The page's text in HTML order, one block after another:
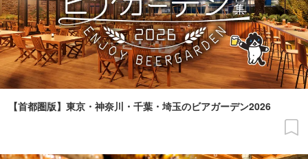
【首都圏版】東京・神奈川・千葉・埼玉のビアガーデン2026